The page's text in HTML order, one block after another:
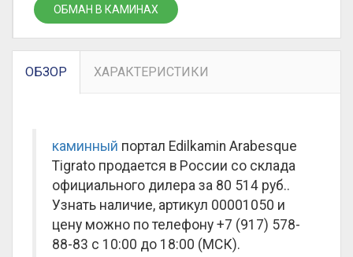
ОБМАН В КАМИНАХ
ОБЗОР ХАРАКТЕРИСТИКИ
каминный портал Edilkamin Arabesque
Tigrato продается в России со склада
официального дилера за 80 514 руб..
Узнать наличие, артикул 00001050 и
цену можно по телефону +7 (917) 578-
88-83 с 10:00 до 18:00 (МСК).